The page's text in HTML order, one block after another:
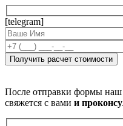
[telegram]
После отправки формы наш
свяжется с вами и